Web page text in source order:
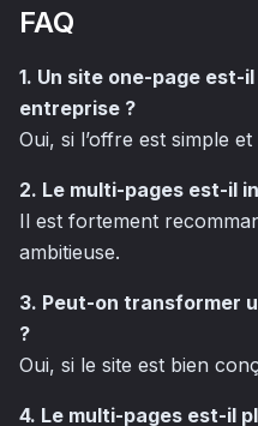
FAQ
1. Un site one-page est-
entreprise ?
Oui, si l’offre est simple
2. Le multi-pages est-il
Il est fortement
ambitieuse.
3. Peut-on transformer
?
Oui, si le site est bien
4. Le multi-pages est-il